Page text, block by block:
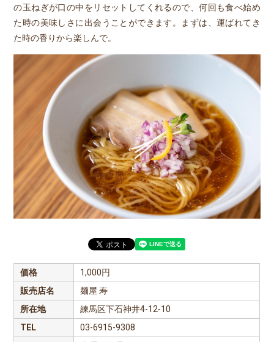
の玉ねぎが口の中をリセットしてくれるので、何回も食べ始め
た時の美味しさに出会うことができます。まずは、運ばれてき
た時の香りから楽しんで。
価格
1,000円
販売店名
麺屋 寿
所在地
練馬区下石神井4-12-10
TEL
03-6915-9308